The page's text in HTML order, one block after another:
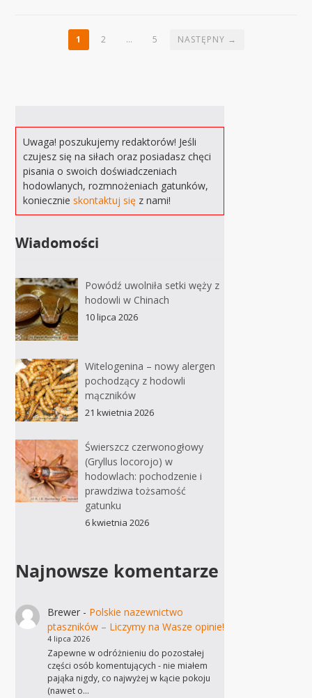
1 2 … 5 NASTĘPNY →
Uwaga! poszukujemy redaktorów! Jeśli
czujesz się na siłach oraz posiadasz chęci
pisania o swoich doświadczeniach
hodowlanych, rozmnożeniach gatunków,
koniecznieskontaktuj się z nami!
Wiadomości
Powódź uwolniła setki węży z
hodowli w Chinach
10 lipca 2026
Witelogenina – nowy alergen
pochodzący z hodowli
mączników
21 kwietnia 2026
Świerszcz czerwonogłowy
(Gryllus locorojo) w
hodowlach: pochodzenie i
prawdziwa tożsamość
gatunku
6 kwietnia 2026
Najnowsze komentarze
Brewer- Polskie nazewnictwo
ptaszników – Liczymy na Wasze opinie!
4 lipca 2026
Zapewne w odróżnieniu do pozostałej
części osób komentujących - nie miałem
pająka nigdy, co najwyżej w kącie pokoju
(nawet o…